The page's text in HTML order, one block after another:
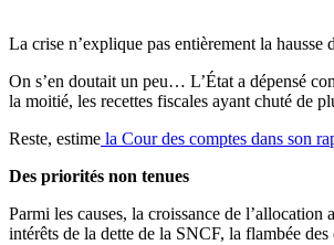
La crise n’explique pas entièrement la hausse
On s’en doutait un peu… L’État a dépensé
la moitié, les recettes fiscales ayant chuté de
Reste, estime la Cour des comptes dans son
Des priorités non tenues
Parmi les causes, la croissance de
intérêts de la dette de la SNCF, la flambée